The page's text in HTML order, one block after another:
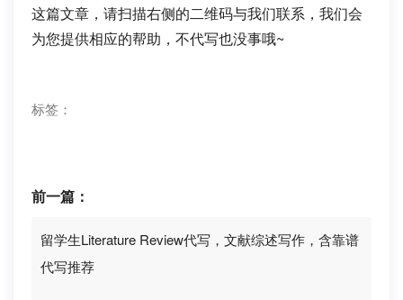
这篇文章，请扫描右侧的二维码与我们联系，我们会
为您提供相应的帮助，不代写也没事哦~
标签：
前一篇：
留学生Literature Review代写，文献综述写作，含靠谱
代写推荐